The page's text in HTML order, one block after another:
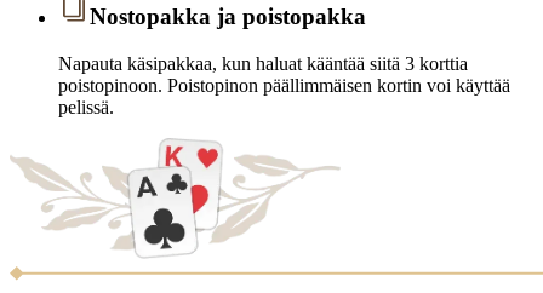
Nostopakka ja poistopakka
Napauta käsipakkaa, kun haluat kääntää siitä 3 korttia
poistopinoon. Poistopinon päällimmäisen kortin voi käyttää
pelissä.